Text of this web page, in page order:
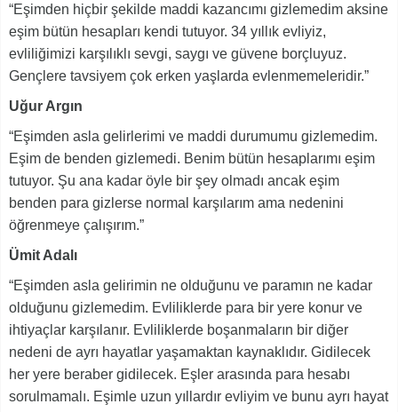
“Eşimden hiçbir şekilde maddi kazancımı gizlemedim aksine
eşim bütün hesapları kendi tutuyor. 34 yıllık evliyiz,
evliliğimizi karşılıklı sevgi, saygı ve güvene borçluyuz.
Gençlere tavsiyem çok erken yaşlarda evlenmemeleridir.”
Uğur Argın
“Eşimden asla gelirlerimi ve maddi durumumu gizlemedim.
Eşim de benden gizlemedi. Benim bütün hesaplarımı eşim
tutuyor. Şu ana kadar öyle bir şey olmadı ancak eşim
benden para gizlerse normal karşılarım ama nedenini
öğrenmeye çalışırım.”
Ümit Adalı
“Eşimden asla gelirimin ne olduğunu ve paramın ne kadar
olduğunu gizlemedim. Evliliklerde para bir yere konur ve
ihtiyaçlar karşılanır. Evliliklerde boşanmaların bir diğer
nedeni de ayrı hayatlar yaşamaktan kaynaklıdır. Gidilecek
her yere beraber gidilecek. Eşler arasında para hesabı
sorulmamalı. Eşimle uzun yıllardır evliyim ve bunu ayrı hayat